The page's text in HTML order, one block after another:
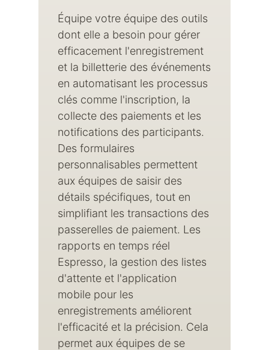
Équipe votre équipe des outils
dont elle a besoin pour gérer
efficacement l'enregistrement
et la billetterie des événements
en automatisant les processus
clés comme l'inscription, la
collecte des paiements et les
notifications des participants.
Des formulaires
personnalisables permettent
aux équipes de saisir des
détails spécifiques, tout en
simplifiant les transactions des
passerelles de paiement. Les
rapports en temps réel
Espresso, la gestion des listes
d'attente et l'application
mobile pour les
enregistrements améliorent
l'efficacité et la précision. Cela
permet aux équipes de se